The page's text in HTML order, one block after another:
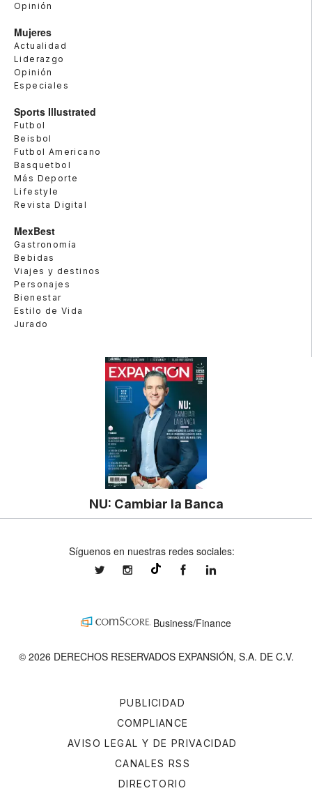
Opinión
Mujeres
Actualidad
Liderazgo
Opinión
Especiales
Sports Illustrated
Futbol
Beisbol
Futbol Americano
Basquetbol
Más Deporte
Lifestyle
Revista Digital
MexBest
Gastronomía
Bebidas
Viajes y destinos
Personajes
Bienestar
Estilo de Vida
Jurado
NU: Cambiar la Banca
PUBLICIDAD
COMPLIANCE
AVISO LEGAL Y DE PRIVACIDAD
CANALES RSS
DIRECTORIO
Síguenos en nuestras redes sociales:
expansionmxexpansionmx ExpansionMex
Business/Finance
© 2026 DERECHOS RESERVADOS EXPANSIÓN, S.A. DE C.V.